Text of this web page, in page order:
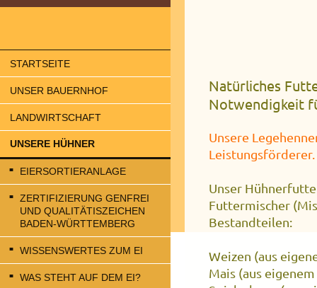
STARTSEITE
UNSER BAUERNHOF
LANDWIRTSCHAFT
UNSERE HÜHNER
EIERSORTIERANLAGE
ZERTIFIZIERUNG GENFREI
UND QUALITÄTISZEICHEN
BADEN-WÜRTTEMBERG
WISSENSWERTES ZUM EI
WAS STEHT AUF DEM EI?
Natürliches
Notwendigkeit
Unsere
Leistungsförderer.
Unser
Futtermischer
Bestandteilen:
Weizen (aus
Mais (aus